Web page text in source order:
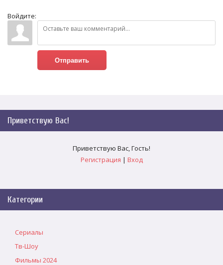
Войдите:
Отправить
Приветствую Вас!
Приветствую Вас,Гость!
Регистрация | Вход
Категории
Сериалы
Тв-Шоу
Фильмы 2024